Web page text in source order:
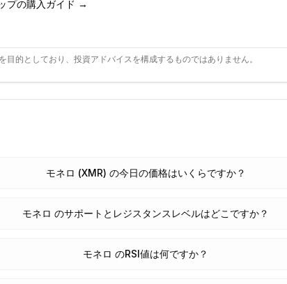
プの購入ガイド →
目的としており、投資アドバイスを構成するものではありません。
モネロ (XMR) の今日の価格はいくらですか？
モネロ のサポートとレジスタンスレベルはどこですか？
モネロ のRSI値は何ですか？